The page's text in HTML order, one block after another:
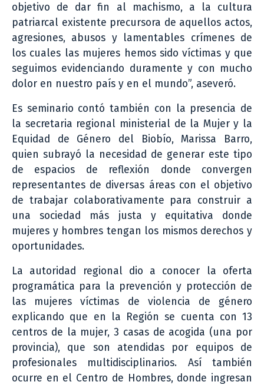
objetivo de dar fin al machismo, a la cultura
patriarcal existente precursora de aquellos actos,
agresiones, abusos y lamentables crímenes de
los cuales las mujeres hemos sido víctimas y que
seguimos evidenciando duramente y con mucho
dolor en nuestro país y en el mundo”, aseveró.
Es seminario contó también con la presencia de
la secretaria regional ministerial de la Mujer y la
Equidad de Género del Biobío, Marissa Barro,
quien subrayó la necesidad de generar este tipo
de espacios de reflexión donde convergen
representantes de diversas áreas con el objetivo
de trabajar colaborativamente para construir a
una sociedad más justa y equitativa donde
mujeres y hombres tengan los mismos derechos y
oportunidades.
La autoridad regional dio a conocer la oferta
programática para la prevención y protección de
las mujeres víctimas de violencia de género
explicando que en la Región se cuenta con 13
centros de la mujer, 3 casas de acogida (una por
provincia), que son atendidas por equipos de
profesionales multidisciplinarios. Así también
ocurre en el Centro de Hombres, donde ingresan